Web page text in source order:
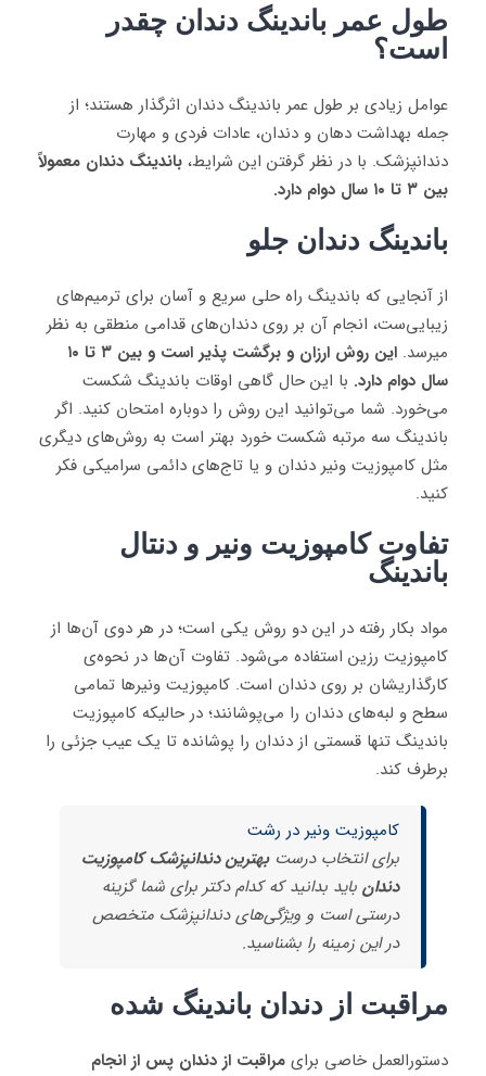
طول عمر باندینگ دندان چقدر
است؟
عوامل زیادی بر طول عمر باندینگ دندان اثرگذار هستند؛ از
جمله بهداشت دهان و دندان، عادات فردی و مهارت
دندانپزشک. با در نظر گرفتن این شرایط، باندینگ دندان معمولاً
بین ۳ تا ۱۰ سال دوام دارد.
باندینگ دندان جلو
از آنجایی که باندینگ راه حلی سریع و آسان برای ترمیم‌های
زیبایی‌ست، انجام آن بر روی دندان‌های قدامی منطقی به نظر
می‎رسد.
این روش ارزان و برگشت پذیر است و بین ۳ تا ۱۰
سال دوام دارد. با این حال گاهی اوقات باندینگ شکست
می‌خورد. شما می‌توانید این روش را دوباره امتحان کنید. اگر
باندینگ سه مرتبه شکست خورد بهتر است به روش‌های دیگری
مثل کامپوزیت ونیر دندان و یا تاج‌های دائمی سرامیکی فکر
کنید.
تفاوت کامپوزیت ونیر و دنتال
باندینگ
مواد بکار رفته در این دو روش یکی است؛ در هر دوی آن‌ها از
کامپوزیت رزین استفاده می‌شود. تفاوت آن‌ها در نحوه‌ی
کارگذاریشان بر روی دندان است. کامپوزیت ونیرها تمامی
سطح و لبه‌های دندان را می‌پوشانند؛ در حالیکه کامپوزیت
باندینگ تنها قسمتی از دندان را پوشانده تا یک عیب جزئی را
برطرف کند.
کامپوزیت ونیر در رشت
برای انتخاب درستبهترین دندانپزشک کامپوزیت
دندان باید بدانید که کدام دکتر برای شما گزینه
درستی است و ویژگی‌های دندانپزشک متخصص
در این زمینه را بشناسید.
مراقبت از دندان باندینگ شده
دستورالعمل خاصی برای مراقبت از دندان پس از انجام